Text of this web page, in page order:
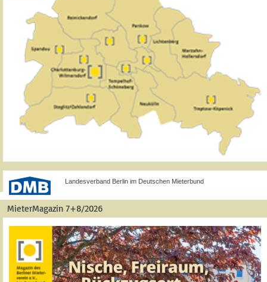
Landesverband Berlin im Deutschen Mieterbund
MieterMagazin 7+8/2026